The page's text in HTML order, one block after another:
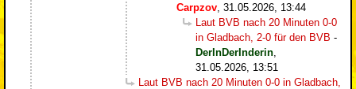
Carpzov 31.05.2026, 13:44
Laut BVB nach 20 Minuten 0-0
in Gladbach, 2-0 für den BVB -
DerInDerInderin
31.05.2026, 13:51
Laut BVB nach 20 Minuten 0-0 in Gladbach,